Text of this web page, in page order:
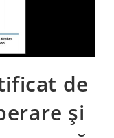
de
şi